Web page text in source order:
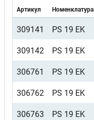
Артикул Номенклатура
309141 PS 19 EK
309142 PS 19 EK
306761 PS 19 EK
306762 PS 19 EK
306763 PS 19 EK